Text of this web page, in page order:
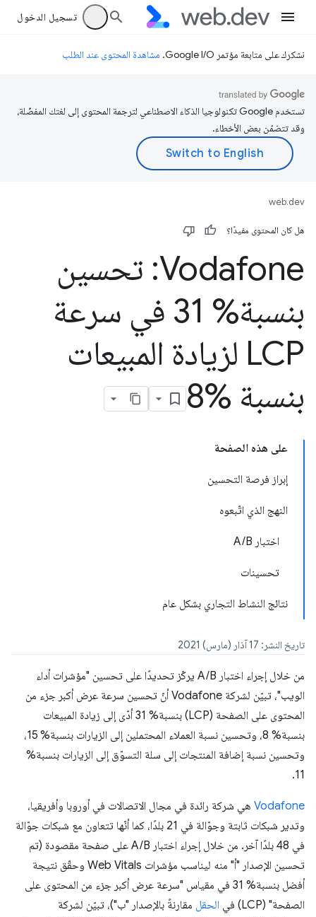
تسجيل الدخول
نشكرك على متابعة مؤتمر Google I/O. مشاهدة المحتوى عند الطلب
تستخدم Google تكنولوجيا الذكاء الاصطناعي لترجمة المحتوى إلى لغتك المفضّلة،
وقد تتضمّن بعض الأخطاء.
web.dev
هل كان المحتوى مفيدًا؟
Vodafone: تحسين
بنسبة% 31 في سرعة
LCP لزيادة المبيعات
بنسبة %8
على هذه الصفحة
إبراز فرصة التحسين
النهج الذي اتّبعوه
اختبار A/B
تحسينات
نتائج النشاط التجاري بشكل عام
تاريخ النشر: 17 آذار (مارس) 2021
من خلال إجراء اختبار A/B يركّز تحديدًا على تحسين "مؤشرات أداء
الويب"، تبيّن لشركة Vodafone أنّ تحسين سرعة عرض أكبر جزء من
المحتوى على الصفحة (LCP) بنسبة% 31 أدّى إلى زيادة المبيعات
بنسبة% 8، وتحسين نسبة العملاء المحتملين إلى الزيارات بنسبة% 15،
وتحسين نسبة إضافة المنتجات إلى سلة التسوّق إلى الزيارات بنسبة%
11.
Vodafone هي شركة رائدة في مجال الاتصالات في أوروبا وأفريقيا،
وتدير شبكات ثابتة وجوّالة في 21 بلدًا، كما أنّها تتعاون مع شبكات جوّالة
في 48 بلدًا آخر. من خلال إجراء اختبار A/B على صفحة مقصودة (تم
تحسين الإصدار "أ" منه ليناسب مؤشرات Web Vitals وحقّق نتيجة
أفضل بنسبة% 31 في مقياس "سرعة عرض أكبر جزء من المحتوى على
الصفحة" (LCP) في
الحقل مقارنةً بالإصدار "ب")، تبيّن لشركة